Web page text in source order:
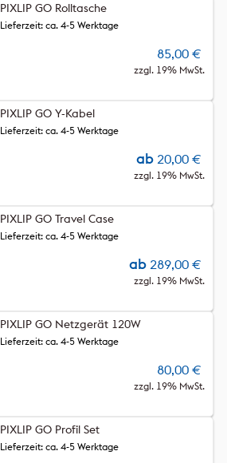
PIXLIP GO Rolltasche
85,00 €
zzgl. 19% MwSt.
Lieferzeit: ca. 4-5 Werktage
PIXLIP GO Y-Kabel
ab 20,00 €
zzgl. 19% MwSt.
Lieferzeit: ca. 4-5 Werktage
PIXLIP GO Travel Case
ab 289,00 €
zzgl. 19% MwSt.
Lieferzeit: ca. 4-5 Werktage
PIXLIP GO Netzgerät 120W
80,00 €
zzgl. 19% MwSt.
Lieferzeit: ca. 4-5 Werktage
PIXLIP GO Profil Set
Lieferzeit: ca. 4-5 Werktage